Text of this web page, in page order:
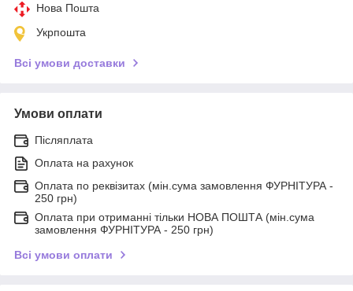
Нова Пошта
Укрпошта
Всі умови доставки
Умови оплати
Післяплата
Оплата на рахунок
Оплата по реквізитах (мін.сума замовлення ФУРНІТУРА -
250 грн)
Оплата при отриманні тільки НОВА ПОШТА (мін.сума
замовлення ФУРНІТУРА - 250 грн)
Всі умови оплати